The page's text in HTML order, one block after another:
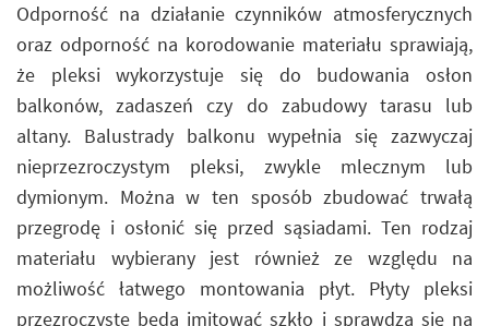
Odporność na działanie czynników atmosferycznych
oraz odporność na korodowanie materiału sprawiają,
że pleksi wykorzystuje się do budowania osłon
balkonów, zadaszeń czy do zabudowy tarasu lub
altany. Balustrady balkonu wypełnia się zazwyczaj
nieprzezroczystym pleksi, zwykle mlecznym lub
dymionym. Można w ten sposób zbudować trwałą
przegrodę i osłonić się przed sąsiadami. Ten rodzaj
materiału wybierany jest również ze względu na
możliwość łatwego montowania płyt. Płyty pleksi
przezroczyste będą imitować szkło i sprawdzą się na